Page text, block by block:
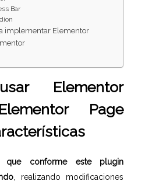
Bar
implementar Elementor
Elementor
Page
que conforme este plugin
, realizando modificaciones